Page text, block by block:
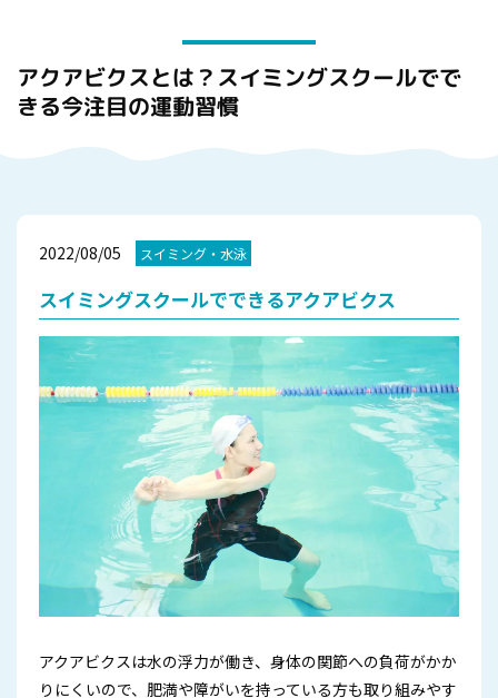
アクアビクスとは？スイミングスクールでで
きる今注目の運動習慣
2022/08/05 スイミング・水泳
スイミングスクールでできるアクアビクス
アクアビクスは水の浮力が働き、身体の関節への負荷がかか
りにくいので、肥満や障がいを持っている方も取り組みやす